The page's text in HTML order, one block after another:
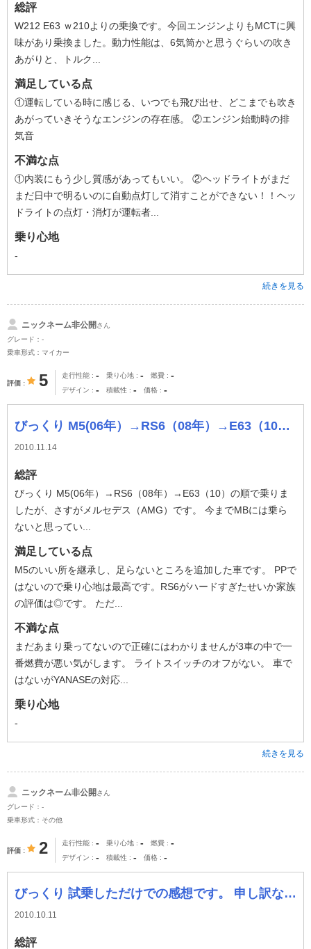
総評
W212 E63 ｗ210よりの乗換です。今回エンジンよりもMCTに興
味があり乗換ました。動力性能は、6気筒かと思うぐらいの吹き
あがりと、トルク...
満足している点
①運転している時に感じる、いつでも飛び出せ、どこまでも吹き
あがっていきそうなエンジンの存在感。 ②エンジン始動時の排
気音
不満な点
①内装にもう少し質感があってもいい。 ②ヘッドライトがまだ
まだ日中で明るいのに自動点灯して消すことができない！！ヘッ
ドライトの点灯・消灯が運転者...
乗り心地
-
続きを見る
ニックネーム非公開さん
グレード：-
乗車形式：マイカー
評価 5 走行性能 - 乗り心地 - 燃費 -
デザイン - 積載性 - 価格 -
びっくり M5(06年）→RS6（08年）→E63（10）の順で乗りましたが、さすがメルセデス（AMG）です。 今までMBには乗らないと思っていました
2010.11.14
総評
びっくり M5(06年）→RS6（08年）→E63（10）の順で乗りま
したが、さすがメルセデス（AMG）です。 今までMBには乗ら
ないと思ってい...
満足している点
M5のいい所を継承し、足らないところを追加した車です。 PPで
はないので乗り心地は最高です。RS6がハードすぎたせいか家族
の評価は◎です。 ただ...
不満な点
まだあまり乗ってないので正確にはわかりませんが3車の中で一
番燃費が悪い気がします。 ライトスイッチのオフがない。 車で
はないがYANASEの対応...
乗り心地
-
続きを見る
ニックネーム非公開さん
グレード：-
乗車形式：その他
評価 2 走行性能 - 乗り心地 - 燃費 -
デザイン - 積載性 - 価格 -
びっくり 試乗しただけでの感想です。 申し訳ないですが、まったくの予想外です。 AMG？？って感じでした。ものすごいパワーをメルセデスの力でおさえにお
2010.10.11
総評